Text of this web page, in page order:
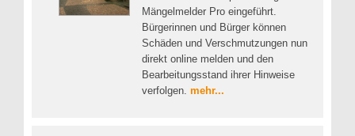
Mängelmelder Pro eingeführt.
Bürgerinnen und Bürger können
Schäden und Verschmutzungen nun
direkt online melden und den
Bearbeitungsstand ihrer Hinweise
verfolgen. mehr...